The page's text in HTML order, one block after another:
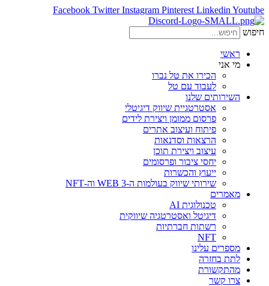
Facebook Twitter Instagram Pinterest Linkedin Youtube
חיפוש
ראשי
מי אני
הכירו את טל נברו
לעבוד עם טל
השירותים שלנו
אסטרטגיית שיווק דיגיטלי
פרסום ממומן ויצירת לידים
פיתוח ועיצוב אתרים
הרצאות וסדנאות
עיצוב ויצירת תוכן
יחסי ציבור ופרסומים
ייעוץ והכשרות
שירותי שיווק בעולמות ה-WEB 3 וה-NFT
מאמרים
טכנולוגית AI
דיגיטל ואסטרטגיה שיווקית
רשתות חברתיות
NFT
מספרים עלינו
לתת בחזרה
מהתקשורת
צרו קשר